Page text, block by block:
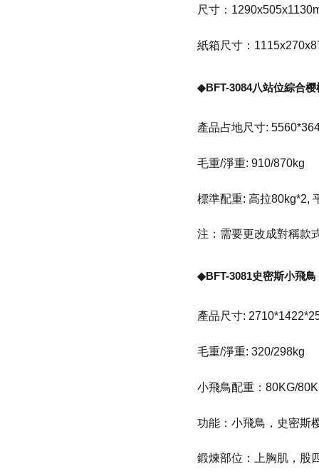
尺寸：
紙箱尺寸：
◆BFT-3084八站位綜合
產品占地尺寸:
毛重/淨重: 910/870kg
標準配重: 高拉80kg*2,
注：需要更改成對稱款
◆BFT-3081史密斯小飛鳥
產品尺寸:
毛重/淨重: 320/298kg
小飛鳥配重：80KG/
功能：小飛鳥，史密斯
鍛煉部位：上胸肌，股